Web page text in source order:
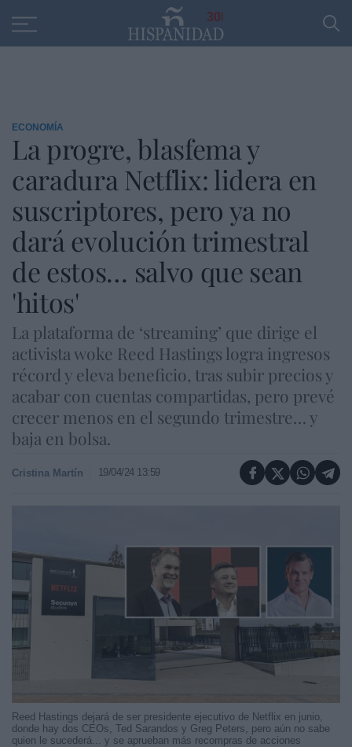
30
ECONOMÍA
La progre, blasfema y
caradura Netflix: lidera en
suscriptores, pero ya no
dará evolución trimestral
de estos… salvo que sean
'hitos'
La plataforma de ‘streaming’ que dirige el
activista woke Reed Hastings logra ingresos
récord y eleva beneficio, tras subir precios y
acabar con cuentas compartidas, pero prevé
crecer menos en el segundo trimestre… y
baja en bolsa.
Cristina Martín 19/04/24 13:59
Reed Hastings dejará de ser presidente ejecutivo de Netflix en junio,
donde hay dos CEOs, Ted Sarandos y Greg Peters, pero aún no sabe
quien le sucederá... y se aprueban más recompras de acciones